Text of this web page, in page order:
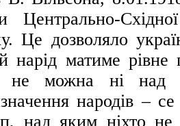
Центрально-
Це дозволяло
нарід матиме рівне
не можна ні над
народів –
над яким ніхто не